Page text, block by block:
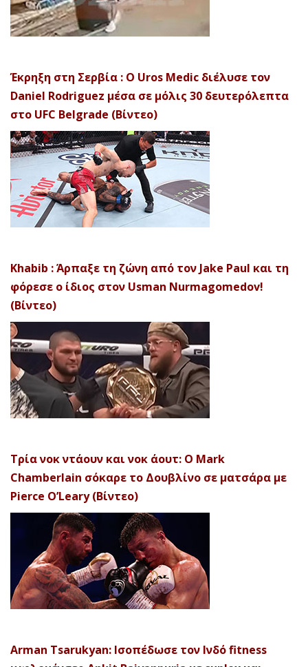
Έκρηξη στη Σερβία : Ο Uros Medic διέλυσε τον
Daniel Rodriguez μέσα σε μόλις 30 δευτερόλεπτα
στο UFC Belgrade (Βίντεο)
Khabib : Άρπαξε τη ζώνη από τον Jake Paul και τη
φόρεσε ο ίδιος στον Usman Nurmagomedov!
(Βίντεο)
Τρία νοκ ντάουν και νοκ άουτ: Ο Mark
Chamberlain σόκαρε το Δουβλίνο σε ματσάρα με
Pierce O’Leary (Βίντεο)
Arman Tsarukyan: Ισοπέδωσε τον Ινδό fitness